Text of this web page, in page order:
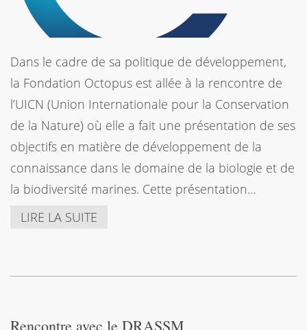
Dans le cadre de sa politique de développement,
la Fondation Octopus est allée à la rencontre de
l’UICN (Union Internationale pour la Conservation
de la Nature) où elle a fait une présentation de ses
objectifs en matière de développement de la
connaissance dans le domaine de la biologie et de
la biodiversité marines. Cette présentation…
LIRE LA SUITE
Rencontre avec le DRASSM